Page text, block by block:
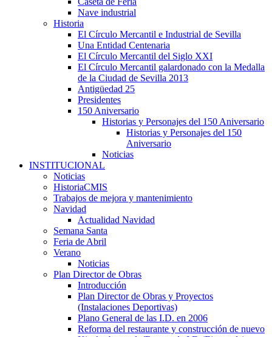
Nave industrial
Historia
El Círculo Mercantil e Industrial de Sevilla
Una Entidad Centenaria
El Círculo Mercantil del Siglo XXI
El Círculo Mercantil galardonado con la Medalla
de la Ciudad de Sevilla 2013
Antigüedad 25
Presidentes
150 Aniversario
Historias y Personajes del 150 Aniversario
Historias y Personajes del 150
Aniversario
Noticias
INSTITUCIONAL
Noticias
HistoriaCMIS
Trabajos de mejora y mantenimiento
Navidad
Actualidad Navidad
Semana Santa
Feria de Abril
Verano
Noticias
Plan Director de Obras
Introducción
Plan Director de Obras y Proyectos
(Instalaciones Deportivas)
Plano General de las I.D. en 2006
Reforma del restaurante y construcción de nuevo